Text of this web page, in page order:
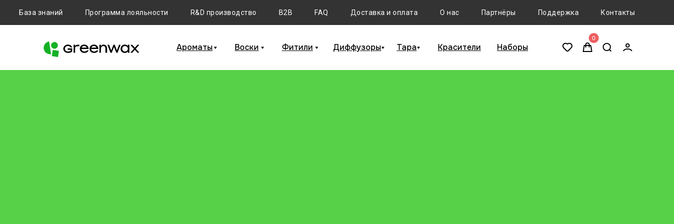
База знаний Программа лояльности R&D производство B2B FAQ Доставка и оплата О нас Партнёры Поддержка Контакты
0
Фитили Диффузоры Наборы
Ароматы Красители
Воски Тара